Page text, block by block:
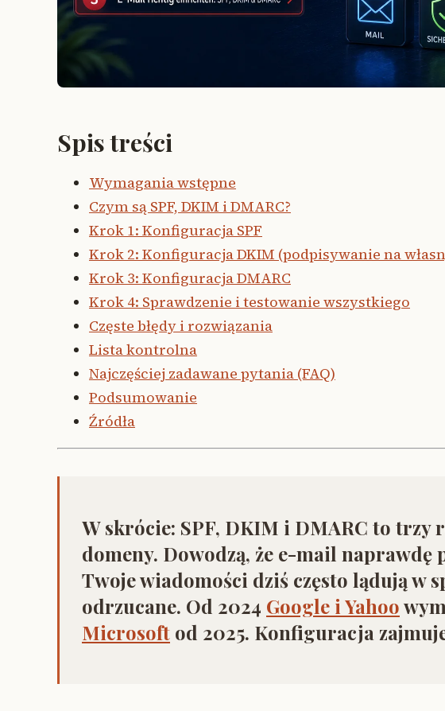
Spis treści
Wymagania wstępne
Czym są SPF, DKIM i DMARC?
Krok 1: Konfiguracja SPF
Krok 2: Konfiguracja DKIM (podpisywanie na
Krok 3: Konfiguracja DMARC
Krok 4: Sprawdzenie i testowanie wszystkiego
Częste błędy i rozwiązania
Lista kontrolna
Najczęściej zadawane pytania (FAQ)
Podsumowanie
Źródła
W skrócie: SPF, DKIM i DMARC to trzy
domeny. Dowodzą, że e-mail naprawdę
Twoje wiadomości dziś często lądują w
odrzucane. Od 2024 Google i Yahoo
Microsoft od 2025. Konfiguracja